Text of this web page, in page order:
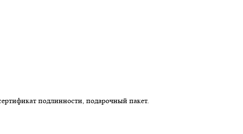
подлинности, подарочный пакет.